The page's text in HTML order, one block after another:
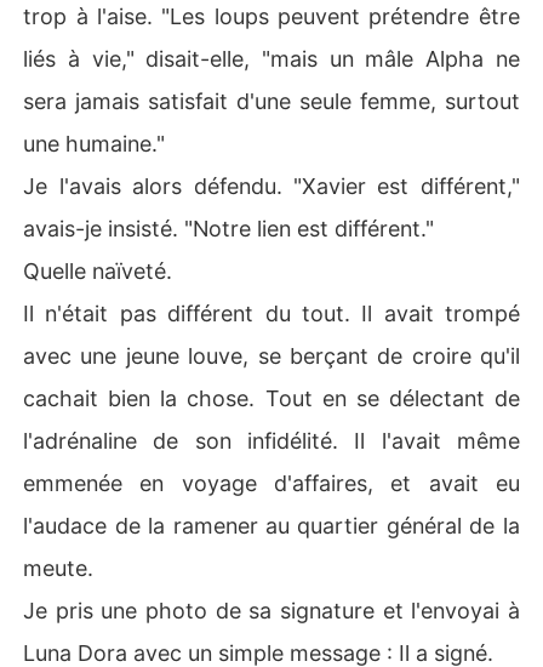
trop à l'aise. "Les loups peuvent prétendre être
liés à vie," disait-elle, "mais un mâle Alpha ne
sera jamais satisfait d'une seule femme, surtout
une humaine."
Je l'avais alors défendu. "Xavier est différent,"
avais-je insisté. "Notre lien est différent."
Quelle naïveté.
Il n'était pas différent du tout. Il avait trompé
avec une jeune louve, se berçant de croire qu'il
cachait bien la chose. Tout en se délectant de
l'adrénaline de son infidélité. Il l'avait même
emmenée en voyage d'affaires, et avait eu
l'audace de la ramener au quartier général de la
meute.
Je pris une photo de sa signature et l'envoyai à
Luna Dora avec un simple message : Il a signé.